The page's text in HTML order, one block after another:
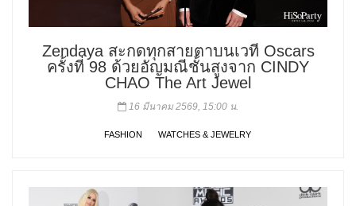
Zendaya สะกดทุกสายตาบนเวที Oscars
ครั้งที่ 98 ด้วยอัญมณีชั้นสูงจาก CINDY
CHAO The Art Jewel
16 มีนาคม 2569, 15:00 น.
FASHION WATCHES & JEWELRY